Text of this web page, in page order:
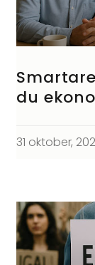
du
31 oktober,